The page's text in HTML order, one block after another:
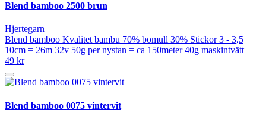
Blend bamboo 2500 brun
Hjertegarn
Blend bamboo Kvalitet bambu 70% bomull 30% Stickor 3 - 3,5
10cm = 26m 32v 50g per nystan = ca 150meter 40g maskintvätt
49 kr
Blend bamboo 0075 vintervit